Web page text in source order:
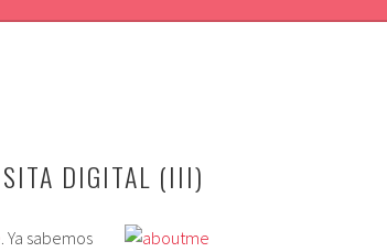
DIGITAL (III)
. Ya sabemos